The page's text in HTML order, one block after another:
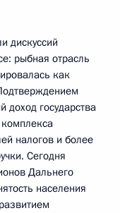
дискуссий
рыбная отрасль
как
доход государства
налогов и более
Сегодня
Дальнего
населения